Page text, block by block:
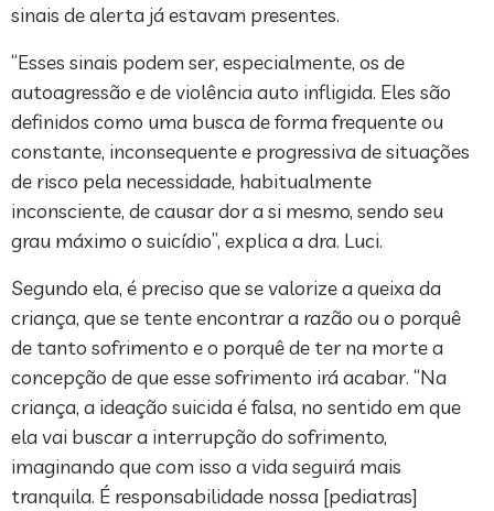
sinais de alerta já estavam presentes.
“Esses sinais podem ser, especialmente, os de
autoagressão e de violência auto infligida. Eles são
definidos como uma busca de forma frequente ou
constante, inconsequente e progressiva de situações
de risco pela necessidade, habitualmente
inconsciente, de causar dor a si mesmo, sendo seu
grau máximo o suicídio”, explica a dra. Luci.
Segundo ela, é preciso que se valorize a queixa da
criança, que se tente encontrar a razão ou o porquê
de tanto sofrimento e o porquê de ter na morte a
concepção de que esse sofrimento irá acabar. “Na
criança, a ideação suicida é falsa, no sentido em que
ela vai buscar a interrupção do sofrimento,
imaginando que com isso a vida seguirá mais
tranquila. É responsabilidade nossa [pediatras]